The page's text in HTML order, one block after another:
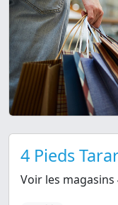
4 Pieds
Voir les